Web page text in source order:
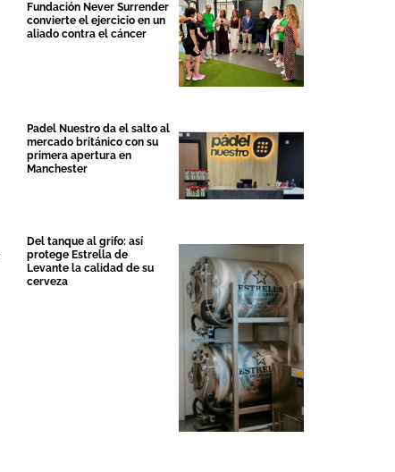
Fundación Never Surrender
convierte el ejercicio en un
aliado contra el cáncer
Padel Nuestro da el salto al
mercado británico con su
primera apertura en
Manchester
Del tanque al grifo: así
protege Estrella de
Levante la calidad de su
cerveza